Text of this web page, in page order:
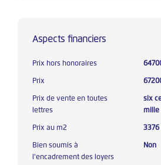
Aspects financiers
Prix hors honoraires
Prix
Prix de vente en toutes
lettres
six
mille
Prix au m2 3376
Bien soumis à
l'encadrement des loyers
Non